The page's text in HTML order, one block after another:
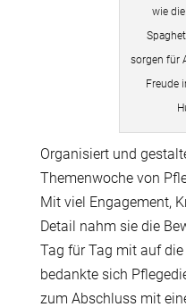
wie
sorgen für
Freude
Organisiert und
Themenwoche von
Mit viel Engagement,
Detail nahm sie die
Tag für Tag mit auf
bedankte sich
zum Abschluss mit